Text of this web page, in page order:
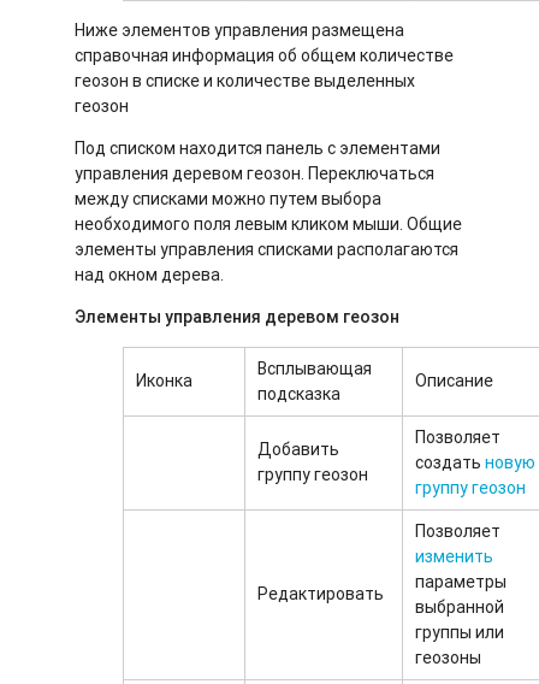
Ниже элементов управления размещена
справочная информация об общем количестве
геозон в списке и количестве выделенных
геозон
Под списком находится панель с элементами
управления деревом геозон. Переключаться
между списками можно путем выбора
необходимого поля левым кликом мыши. Общие
элементы управления списками располагаются
над окном дерева.
Элементы управления деревом геозон
Иконка
Всплывающая
подсказка
Описание
Добавить
группу геозон
Позволяет
создатьновую
группу геозон
Редактировать
Позволяет
изменить
параметры
выбранной
группы или
геозоны